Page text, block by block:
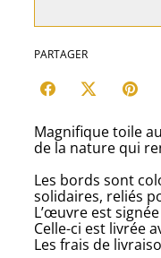
PARTAGER
Magnifique toile
de la nature qui
Les bords sont
solidaires, reliés
L’œuvre est
Celle-ci est livrée
Les frais de